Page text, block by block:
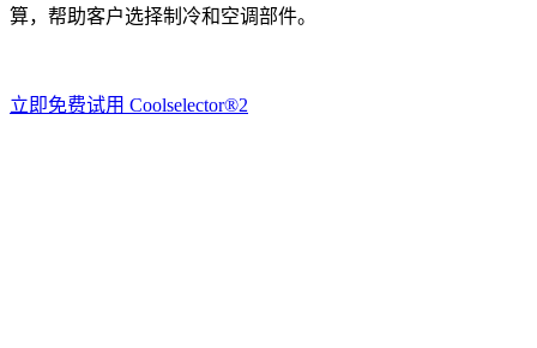
算，帮助客户选择制冷和空调部件。
立即免费试用 Coolselector®2